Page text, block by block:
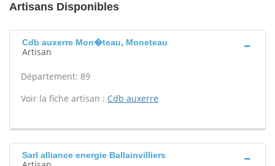
Artisans Disponibles
Cdb auxerre Mon�teau, Moneteau
Artisan
Département: 89
Voir la fiche artisan : Cdb auxerre
Sarl alliance energie Ballainvilliers